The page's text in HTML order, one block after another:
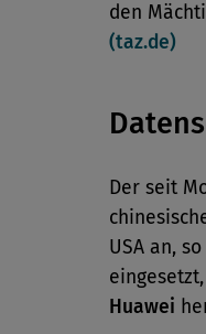
den
(taz.de)
Der seit
USA an, so
Huawei